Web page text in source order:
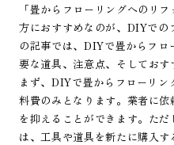
「畳からフローリングへのリ
方におすすめなのが、DIYでの
の記事では、DIYで畳からフ
要な道具、注意点、そしておす
まず、DIYで畳からフローリ
料費のみとなります。業者に
を抑えることができます。た
は、工具や道具を新たに購入